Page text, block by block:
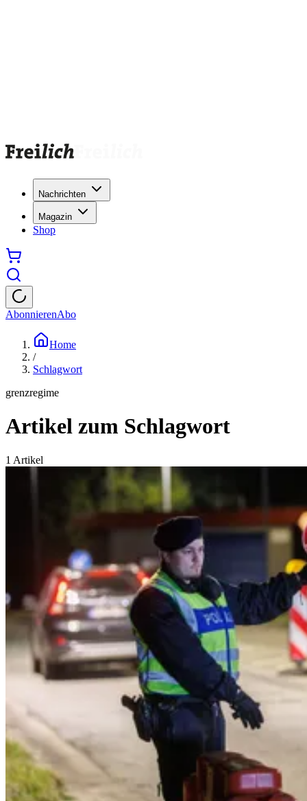
Nachrichten
Magazin
Shop
AbonnierenAbo
Home
/
Schlagwort
grenzregime
Artikel zum Schlagwort
1 Artikel